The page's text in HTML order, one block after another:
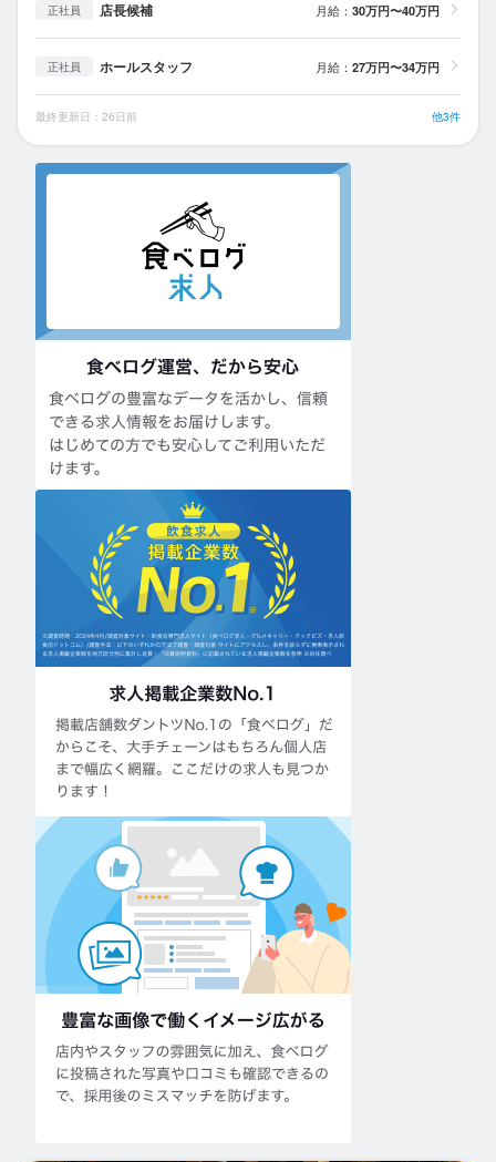
正社員 店長候補 月給： 30万円〜40万円
正社員 ホールスタッフ 月給： 27万円〜34万円
最終更新日：26日前 他3件